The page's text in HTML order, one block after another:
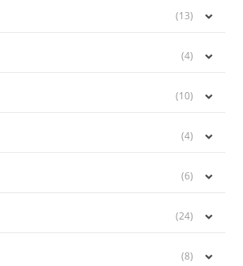
(13)
(4)
(10)
(4)
(6)
(24)
(8)